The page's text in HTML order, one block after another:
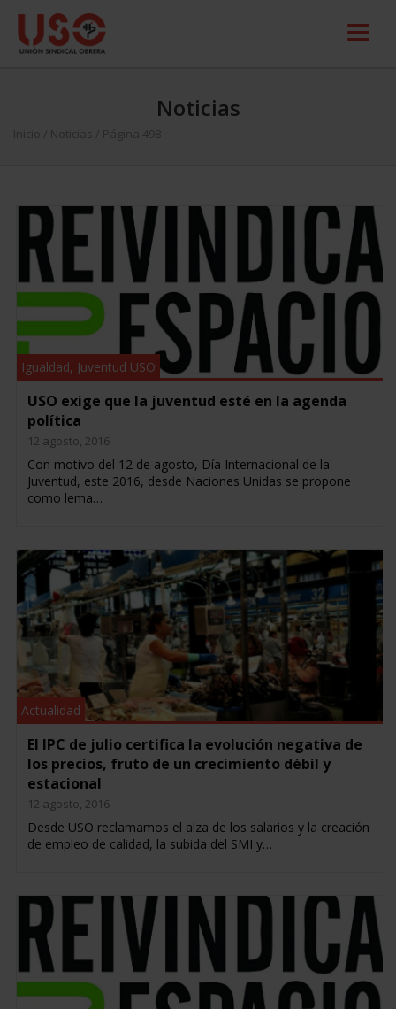
Noticias
Inicio Noticias / Página 498
Igualdad, Juventud USO
USO exige que la juventud esté en la agenda
política
12 agosto, 2016
Con motivo del 12 de agosto, Día Internacional de la
Juventud, este 2016, desde Naciones Unidas se propone
como lema…
Actualidad
El IPC de julio certifica la evolución negativa de
los precios, fruto de un crecimiento débil y
estacional
12 agosto, 2016
Desde USO reclamamos el alza de los salarios y la creación
de empleo de calidad, la subida del SMI y…